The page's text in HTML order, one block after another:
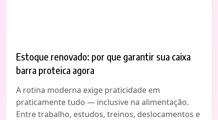
Estoque renovado: por que garantir sua caixa
barra proteica agora
A rotina moderna exige praticidade em
praticamente tudo — inclusive na alimentação.
Entre trabalho, estudos, treinos, deslocamentos e